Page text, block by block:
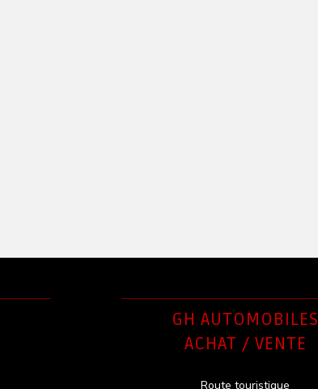
GH AUTOMOBILES
ACHAT / VENTE
Route touristique